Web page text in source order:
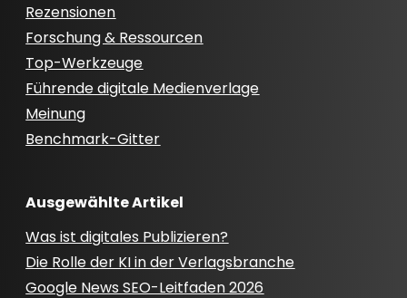
Rezensionen
Forschung & Ressourcen
Top-Werkzeuge
Führende digitale Medienverlage
Meinung
Benchmark-Gitter
Ausgewählte Artikel
Was ist digitales Publizieren?
Die Rolle der KI in der Verlagsbranche
Google News SEO-Leitfaden 2026